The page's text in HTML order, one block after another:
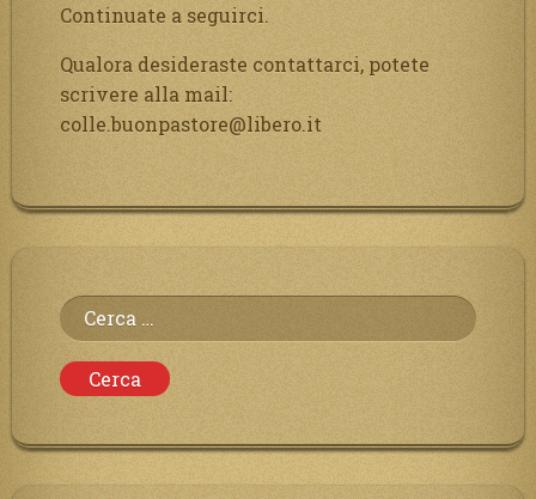
Continuate a seguirci.
Qualora desideraste contattarci, potete
scrivere alla mail:
colle.buonpastore@libero.it
Ricerca
per: